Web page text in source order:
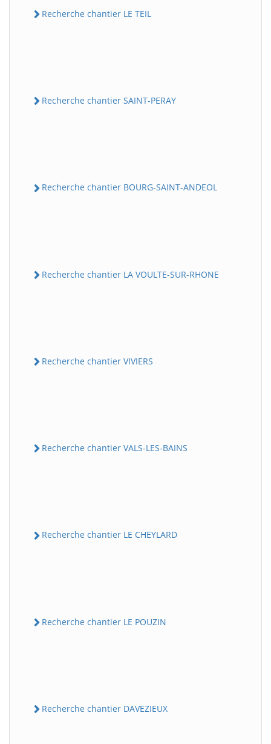
Recherche chantier LE TEIL
Recherche chantier SAINT-PERAY
Recherche chantier BOURG-SAINT-ANDEOL
Recherche chantier LA VOULTE-SUR-RHONE
Recherche chantier VIVIERS
Recherche chantier VALS-LES-BAINS
Recherche chantier LE CHEYLARD
Recherche chantier LE POUZIN
Recherche chantier DAVEZIEUX